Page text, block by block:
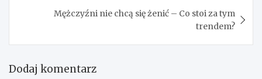
Mężczyźni nie chcą się żenić – Co stoi za tym
trendem?
Dodaj komentarz